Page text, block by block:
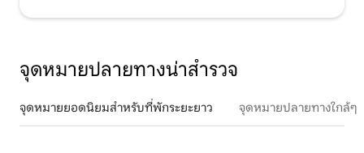
จุดหมายปลายทางน่าสำรวจ
จุดหมายยอดนิยมสำหรับที่พักระยะยาว จุดหมายปลายทางใกล้ๆ